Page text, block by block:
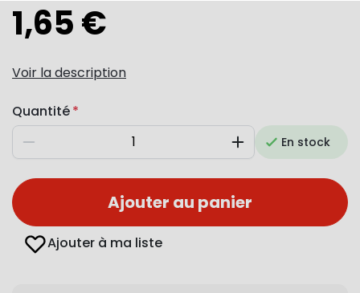
1,65 €
Voir la description
Quantité
Diminuer AugmenterEn stock
Ajouter au panier
Ajouter à ma liste